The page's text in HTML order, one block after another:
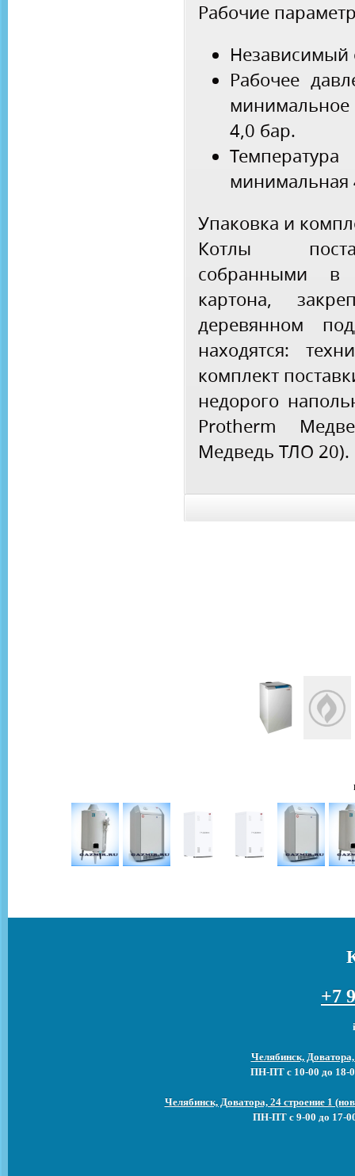
Рабочие
Независимый
Рабочее
4,0 бар.
минимальная
Упаковка и
Котлы
собранными в
картона,
деревянном
находятся:
комплект
недорого
Protherm
Медведь ТЛО 20).
+7
Челябинск,
ПН-ПТ с 10-00 до 18-
Челябинск, Доватора, 24 строение 1
ПН-ПТ с 9-00 до 17-